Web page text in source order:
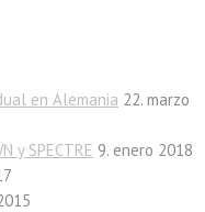
en Alemania 22. marzo
y SPECTRE 9. enero 2018